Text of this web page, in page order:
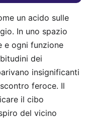
un acido sulle
In uno spazio
e ogni funzione
dei
insignificanti
feroce. Il
il cibo
del vicino